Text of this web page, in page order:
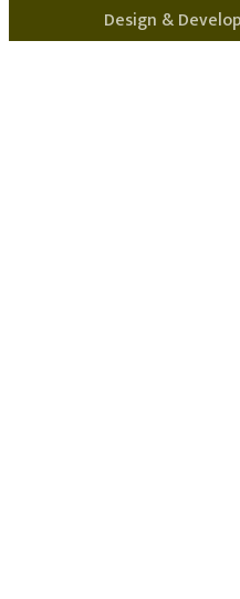
Design &